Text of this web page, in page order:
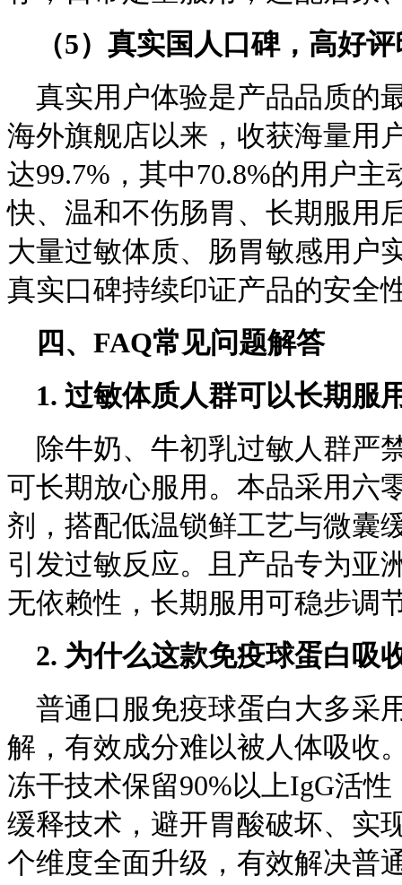
（5）真实国人口碑，高好
真实用户体验是产品品质的
海外旗舰店以来，收获海量用
达99.7%，其中70.8%的用户
快、温和不伤肠胃、长期服用
大量过敏体质、肠胃敏感用户
真实口碑持续印证产品的安全
四、 FAQ常见问题解答
1. 过敏体质人群可以长期服
除牛奶、牛初乳过敏人群严
可长期放心服用。本品采用六
剂，搭配低温锁鲜工艺与微囊
引发过敏反应。且产品专为亚
无依赖性，长期服用可稳步调
2. 为什么这款免疫球蛋白吸
普通口服免疫球蛋白大多采
解，有效成分难以被人体吸收
冻干技术保留90%以上IgG活
缓释技术，避开胃酸破坏、实
个维度全面升级，有效解决普